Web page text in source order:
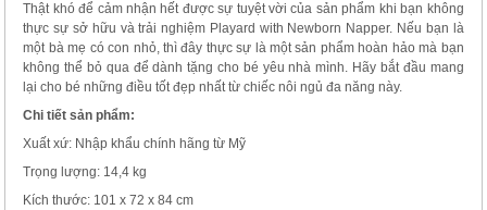
Thật khó để cảm nhận hết được sự tuyệt vời của sản phẩm khi bạn không
thực sự sở hữu và trải nghiệm Playard with Newborn Napper. Nếu bạn là
một bà mẹ có con nhỏ, thì đây thực sự là một sản phẩm hoàn hảo mà bạn
không thể bỏ qua để dành tặng cho bé yêu nhà mình. Hãy bắt đầu mang
lại cho bé những điều tốt đẹp nhất từ chiếc nôi ngủ đa năng này.
Chi tiết sản phẩm:
Xuất xứ: Nhập khẩu chính hãng từ Mỹ
Trọng lượng: 14,4 kg
Kích thước: 101 x 72 x 84 cm